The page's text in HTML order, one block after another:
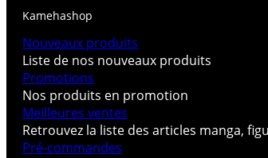
Kamehashop
Nouveaux produits
Liste de nos nouveaux produits
Promotions
Nos produits en promotion
Meilleures ventes
Retrouvez la liste des articles manga,
Pré-commandes